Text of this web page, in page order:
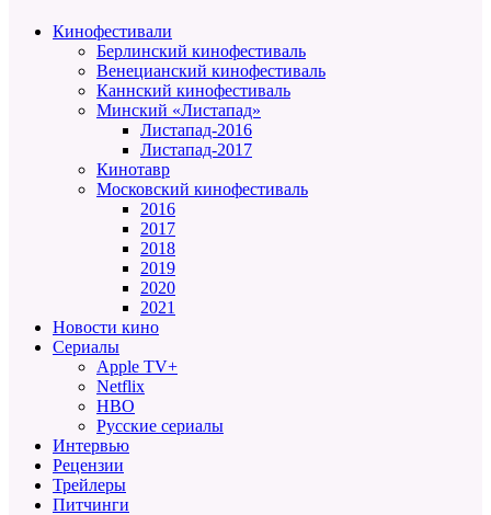
Кинофестивали
Берлинский кинофестиваль
Венецианский кинофестиваль
Каннский кинофестиваль
Минский «Листапад»
Листапад-2016
Листапад-2017
Кинотавр
Московский кинофестиваль
2016
2017
2018
2019
2020
2021
Новости кино
Сериалы
Apple TV+
Netflix
HBO
Русские сериалы
Интервью
Рецензии
Трейлеры
Питчинги